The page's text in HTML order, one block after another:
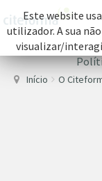
Início O
Este website
utilizador. A sua
visualizar/